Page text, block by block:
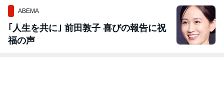
ABEMA
｢人生を共に｣ 前田敦子 喜びの報告に祝
福の声